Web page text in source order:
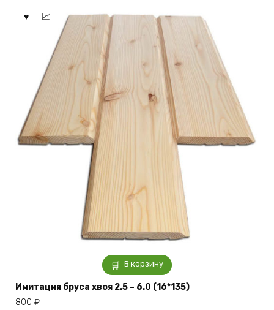
В корзину
Имитация бруса хвоя 2.5 – 6.0 (16*135)
800 ₽